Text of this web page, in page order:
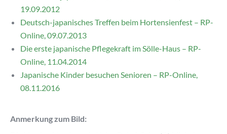
19.09.2012
Deutsch-japanisches Treffen beim Hortensienfest – RP-
Online, 09.07.2013
Die erste japanische Pflegekraft im Sölle-Haus – RP-
Online, 11.04.2014
Japanische Kinder besuchen Senioren – RP-Online,
08.11.2016
Anmerkung zum Bild: